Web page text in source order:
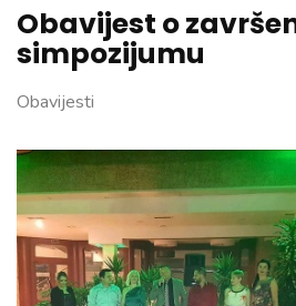
Obavijest o
simpozijumu
Obavijesti